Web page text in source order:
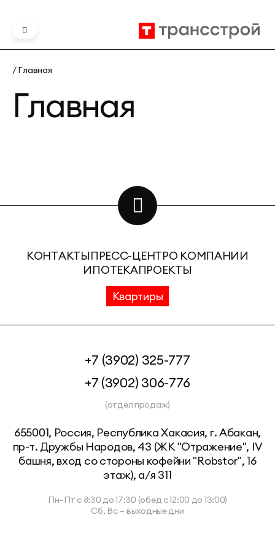
Главная
/ Главная
КОНТАКТЫПРЕСС-ЦЕНТРО КОМПАНИИ
ИПОТЕКАПРОЕКТЫ
Квартиры
+7 (3902) 325-777
+7 (3902) 306-776
(отдел продаж)
655001, Россия, Республика Хакасия, г. Абакан,
пр-т. Дружбы Народов, 43 (ЖК "Отражение", IV
башня, вход со стороны кофейни "Robstor", 16
этаж), а/я 311
Пн–Пт с 8:30 до 17:30 (обед с 12:00 до 13:00)
Сб, Вс — выходные дни